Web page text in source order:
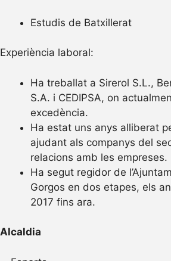
Estudis de Batxillerat
Experiència laboral:
Ha treballat a Sirerol S.L.,
S.A. i CEDIPSA, on
excedència.
Ha estat uns anys alliberat
ajudant als companys del
relacions amb les empreses.
Ha segut regidor de
Gorgos en dos etapes, els
2017 fins ara.
Alcaldia